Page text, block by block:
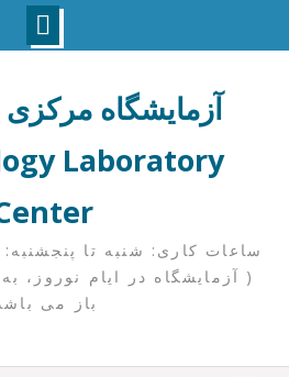
آزمایشگاه مرکزی
Laboratory
( آزمایشگاه در ایام نوروز،
باز می